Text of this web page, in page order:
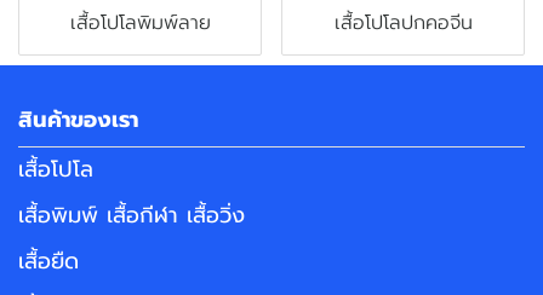
เสื้อโปโลพิมพ์ลาย เสื้อโปโลปกคอจีน
สินค้าของเรา
เสื้อโปโล
เสื้อพิมพ์ เสื้อกีฬา เสื้อวิ่ง
เสื้อยืด